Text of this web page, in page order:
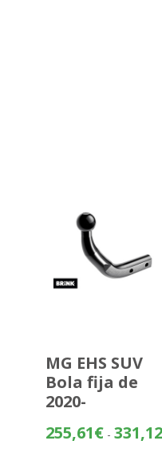
MG EHS SUV
Bola fija de
2020-
255,61€ - 331,12